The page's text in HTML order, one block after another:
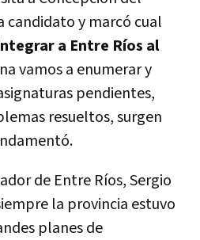
candidato y marcó cual
a Entre Ríos al
vamos a enumerar y
pendientes,
resueltos, surgen
de Entre Ríos, Sergio
la provincia estuvo
planes de